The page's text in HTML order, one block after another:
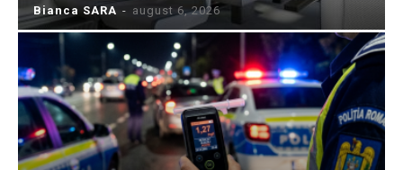
Bianca SARA - august 6, 2026